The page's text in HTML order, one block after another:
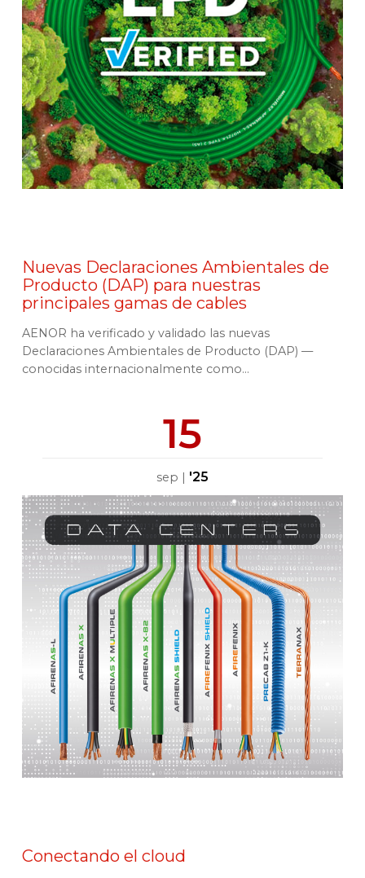
Nuevas Declaraciones Ambientales de
Producto (DAP) para nuestras
principales gamas de cables
AENOR ha verificado y validado las nuevas
Declaraciones Ambientales de Producto (DAP) —
conocidas internacionalmente como...
15
sep | '25
Conectando el cloud